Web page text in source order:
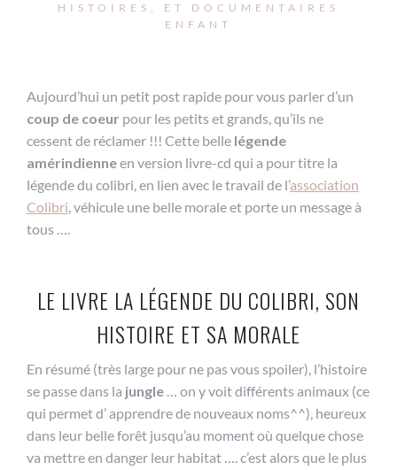
HISTOIRES, ET DOCUMENTAIRES
ENFANT
Aujourd’hui un petit post rapide pour vous parler d’un
coup de coeur pour les petits et grands, qu’ils ne
cessent de réclamer !!! Cette belle légende
amérindienneen version livre-cd qui a pour titre la
légende du colibri, en lien avec le travail de l’association
Colibri, véhicule une belle morale et porte un message à
tous ….
LE LIVRE LA LÉGENDE DU COLIBRI, SON
HISTOIRE ET SA MORALE
En résumé (très large pour ne pas vous spoiler), l’histoire
se passe dans la jungle … on y voit différents animaux (ce
qui permet d’ apprendre de nouveaux noms^^), heureux
dans leur belle forêt jusqu’au moment où quelque chose
va mettre en danger leur habitat …. c’est alors que le plus